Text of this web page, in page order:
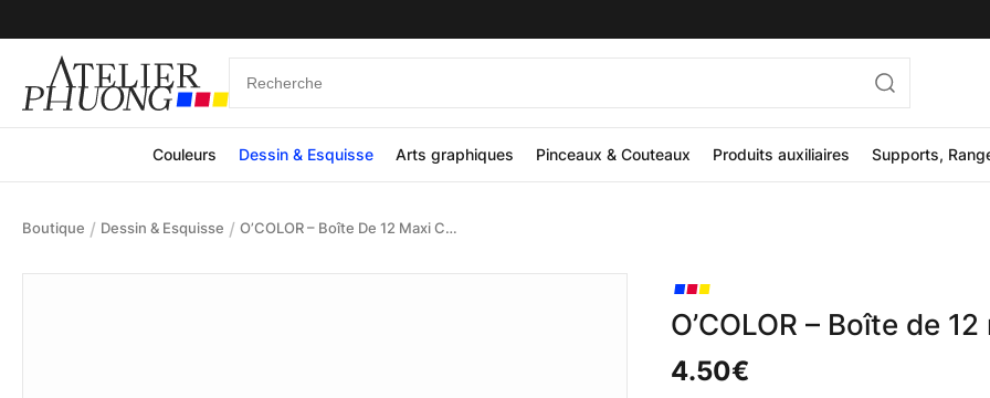
Couleurs Dessin & Esquisse Arts graphiques Pinceaux & Couteaux Produits auxiliaires Supports,
Boutique / Dessin & Esquisse / O’COLOR – Boîte De 12 Maxi Crayons De Couleur Assortis
O’COLOR – Boîte de
4.50€